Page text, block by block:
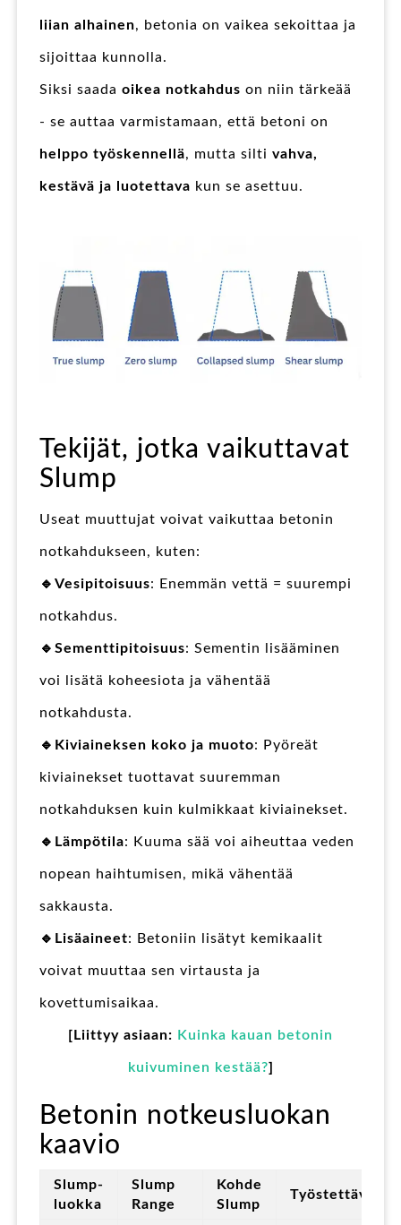
liian alhainen, betonia on vaikea sekoittaa ja
sijoittaa kunnolla.
Siksi saada oikea notkahdus on niin tärkeää
- se auttaa varmistamaan, että betoni on
helppo työskennellä, mutta silti vahva,
kestävä ja luotettava kun se asettuu.
Tekijät, jotka vaikuttavat
Slump
Useat muuttujat voivat vaikuttaa betonin
notkahdukseen, kuten:
🔹Vesipitoisuus: Enemmän vettä = suurempi
notkahdus.
🔹Sementtipitoisuus: Sementin lisääminen
voi lisätä koheesiota ja vähentää
notkahdusta.
🔹Kiviaineksen koko ja muoto: Pyöreät
kiviainekset tuottavat suuremman
notkahduksen kuin kulmikkaat kiviainekset.
🔹Lämpötila: Kuuma sää voi aiheuttaa veden
nopean haihtumisen, mikä vähentää
sakkausta.
🔹Lisäaineet: Betoniin lisätyt kemikaalit
voivat muuttaa sen virtausta ja
kovettumisaikaa.
[Liittyy asiaan: Kuinka kauan betonin
kuivuminen kestää?]
Betonin notkeusluokan
kaavio
Slump-
luokka
Slump
Range
Kohde
Slump
Työstettävyys